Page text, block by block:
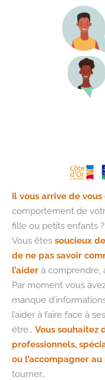
Il vous arrive de
comportement de
fille ou petits enfants ?
Vous êtes soucieux
de ne pas savoir
l’aider à comprendre,
Par moment vous
manque
l’aider à faire face à
être… Vous souhaitez
professionnels,
ou l’accompagner au
tourner…